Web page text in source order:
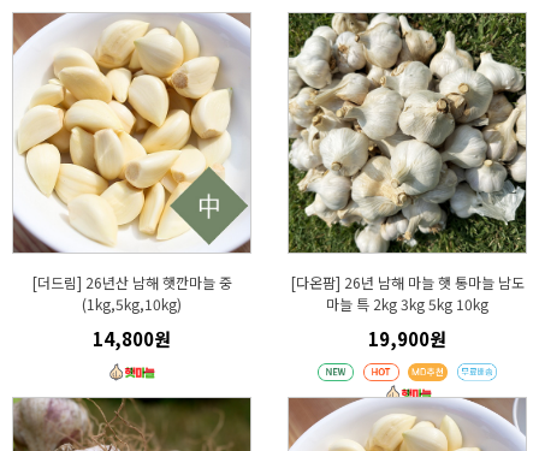
[더드림] 26년산 남해 햇깐마늘 중
(1kg,5kg,10kg)
14,800원
[다온팜] 26년 남해 마늘 햇 통마늘 남도
마늘 특 2kg 3kg 5kg 10kg
19,900원